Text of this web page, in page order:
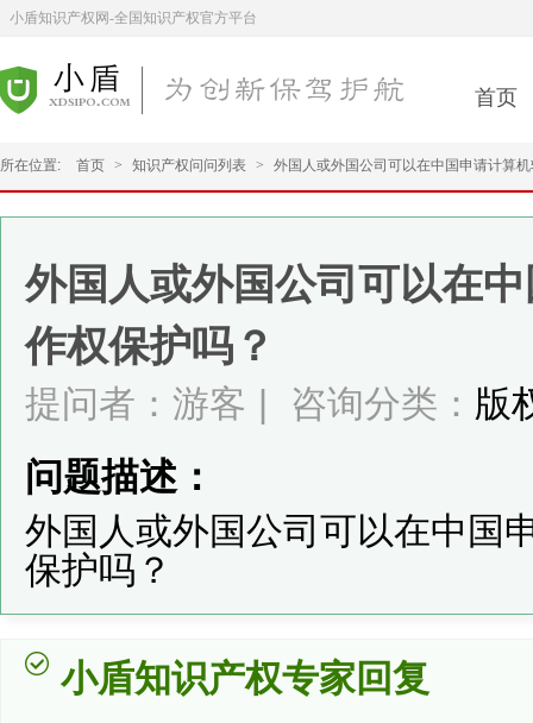
小盾知识产权网-全国知识产权官方平台
首页
所在位置: 首页 > 知识产权问问列表 > 外国人或外国公司可以在中国申请计算
外国人或外国公司可以在
作权保护吗？
提问者：游客 咨询分类： 版
问题描述：
外国人或外国公司可以在中国
保护吗？
小盾知识产权专家回复